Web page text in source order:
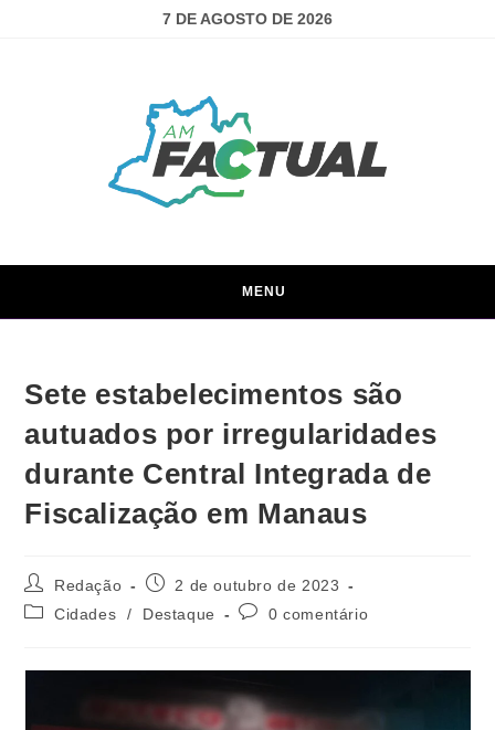
7 DE AGOSTO DE 2026
MENU
Sete estabelecimentos são
autuados por irregularidades
durante Central Integrada de
Fiscalização em Manaus
Redação
2 de outubro de 2023
Cidades
/ Destaque 0 comentário